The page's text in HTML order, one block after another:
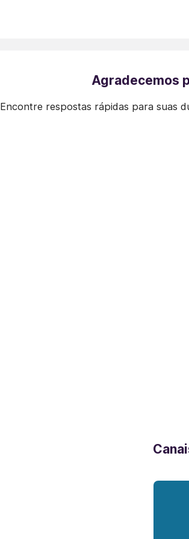
Agradecemos
Encontre respostas rápidas para suas